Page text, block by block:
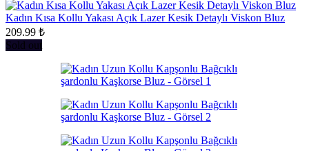
Kadın Kısa Kollu Yakası Açık Lazer Kesik Detaylı Viskon Bluz
209.99 ₺
Sold out